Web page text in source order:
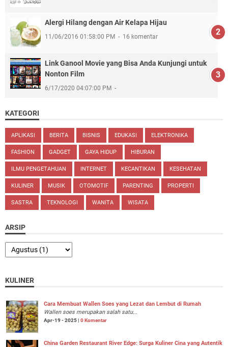
Alergi Hilang dengan Air Kelapa Hijau
11/06/2016 01:58:00 PM 16 komentar
Link Ganool Movie yang Bisa Anda Kunjungi untuk
Nonton Film
6/17/2020 04:07:00 PM
KATEGORI
APLIKASI BERITA BISNIS EDUKASI ELEKTRONIKA
FASHION GADGET GAYA HIDUP HIBURAN
ILMU PENGETAHUAN INTERNET KECANTIKAN KESEHATAN
KULINER MUSIK OTOMOTIF PARENTING PROPERTI
SASTRA TEKNOLOGI WANITA WISATA
ARSIP
KULINER
Cara Membuat Wallen Soes yang Lezat dan Lembut di Rumah
Wallen soes merupakan salah satu...
Apr-19 - 2025 | 0 Komentar
China Garden Restaurant River Edge: Surga Kuliner Cina yang Autentik